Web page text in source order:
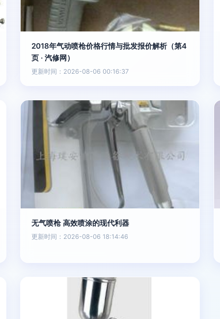
2018年气动喷枪价格行情与批发报价解析（第4
页 · 汽修网）
更新时间：2026-08-06 00:16:37
无气喷枪 高效喷涂的现代利器
更新时间：2026-08-06 18:14:46